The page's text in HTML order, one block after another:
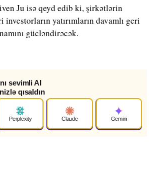
Ju isə qeyd edib ki, şirkətlərin
yatırımların davamlı geri
gücləndirəcək.
sevimli AI
qısaldın
Perplexity Claude Gemini